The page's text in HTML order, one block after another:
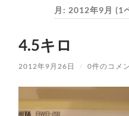
ー
を
切
り
え
る
月: 2012年9月 (1
4.5キロ
2012年9月26日 / 0件のコメ